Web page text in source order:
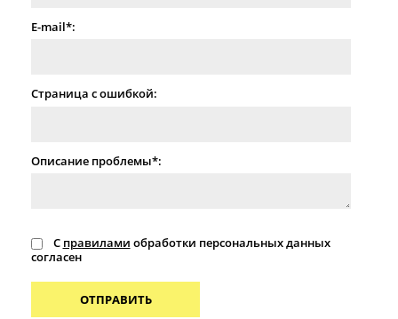
E-mail*:
Страница с ошибкой:
Описание проблемы*:
С правилами обработки персональных данных
согласен
ОТПРАВИТЬ